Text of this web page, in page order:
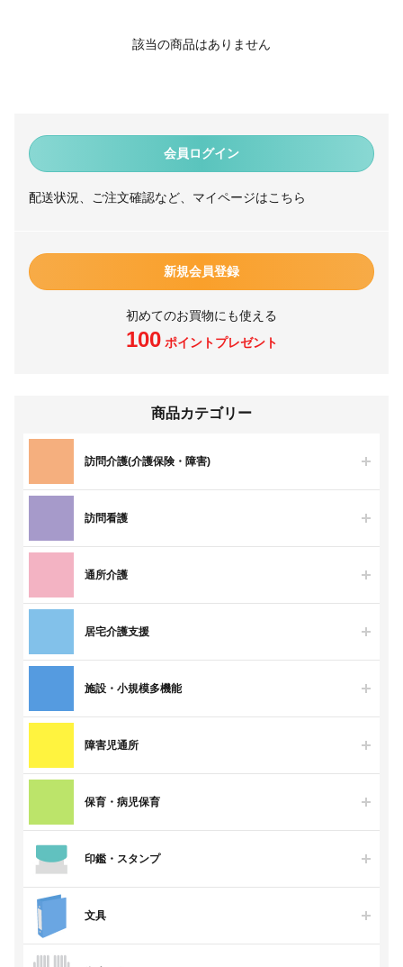
会員ログイン
配送状況、ご注文確認など、マイページはこちら
新規会員登録
初めてのお買物にも使える
100ポイントプレゼント
商品カテゴリー
訪問介護(介護保険・障害)
訪問看護
通所介護
居宅介護支援
施設・小規模多機能
障害児通所
保育・病児保育
印鑑・スタンプ
文具
該当の商品はありません